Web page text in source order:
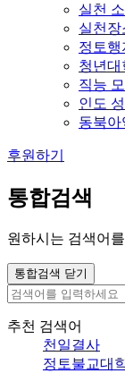
실천
실천장
정토행
청년대
직능
인도
동북아
후원하기
통합검색
원하시는 검색어
통합검색 닫기
추천 검색어
천일결사
정토불교대